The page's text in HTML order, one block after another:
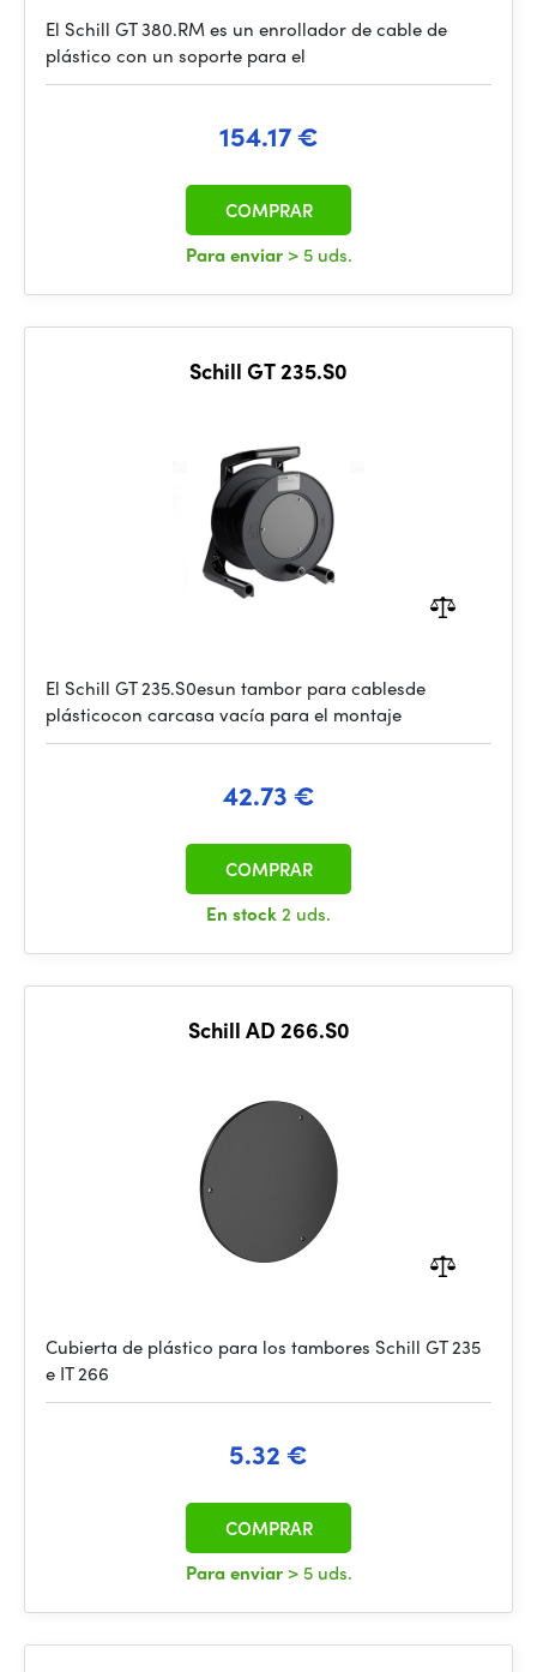
El Schill GT 380.RM es un enrollador de cable de
plástico con un soporte para el
154.17 €
Para enviar > 5 uds.
COMPRAR
Schill GT 235.S0
El Schill GT 235.S0esun tambor para cablesde
plásticocon carcasa vacía para el montaje
42.73 €
En stock2 uds.
COMPRAR
Schill AD 266.S0
Cubierta de plástico para los tambores Schill GT 235
e IT 266
5.32 €
Para enviar > 5 uds.
COMPRAR